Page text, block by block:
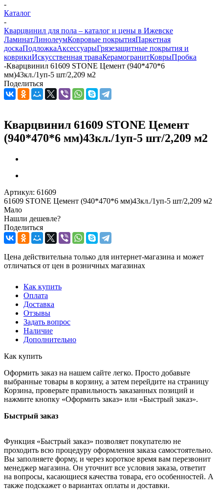
-
Каталог
-
Кварцвинил для пола – каталог и цены в Ижевске
ЛаминатЛинолеумКовровые покрытияПаркетная
доскаПодложкаАксессуарыГрязезащитные покрытия и
коврикиИскусственная траваКерамогранитКоврыПробка
-Кварцвинил 61609 STONE Цемент (940*470*6
мм)43кл./1уп-5 шт/2,209 м2
Поделиться
Кварцвинил 61609 STONE Цемент
(940*470*6 мм)43кл./1уп-5 шт/2,209 м2
Артикул: 61609
61609 STONE Цемент (940*470*6 мм)43кл./1уп-5 шт/2,209 м2
Мало
Нашли дешевле?
Поделиться
Цена действительна только для интернет-магазина и может
отличаться от цен в розничных магазинах
Как купить
Оплата
Доставка
Отзывы
Задать вопрос
Наличие
Дополнительно
Как купить
Оформить заказ на нашем сайте легко. Просто добавьте
выбранные товары в корзину, а затем перейдите на страницу
Корзина, проверьте правильность заказанных позиций и
нажмите кнопку «Оформить заказ» или «Быстрый заказ».
Быстрый заказ
Функция «Быстрый заказ» позволяет покупателю не
проходить всю процедуру оформления заказа самостоятельно.
Вы заполняете форму, и через короткое время вам перезвонит
менеджер магазина. Он уточнит все условия заказа, ответит
на вопросы, касающиеся качества товара, его особенностей. А
также подскажет о вариантах оплаты и доставки.